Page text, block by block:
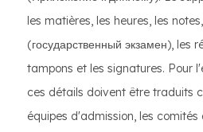
les matières, les heures, les
(государственный экзамен), les
tampons et les signatures. Pour
ces détails doivent être traduits
équipes d'admission, les comités